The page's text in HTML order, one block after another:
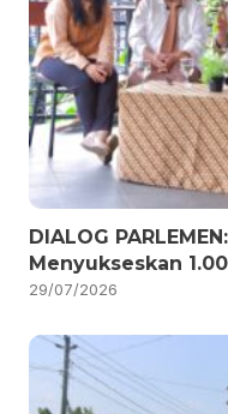
DIALOG
Menyukseskan
29/07/2026